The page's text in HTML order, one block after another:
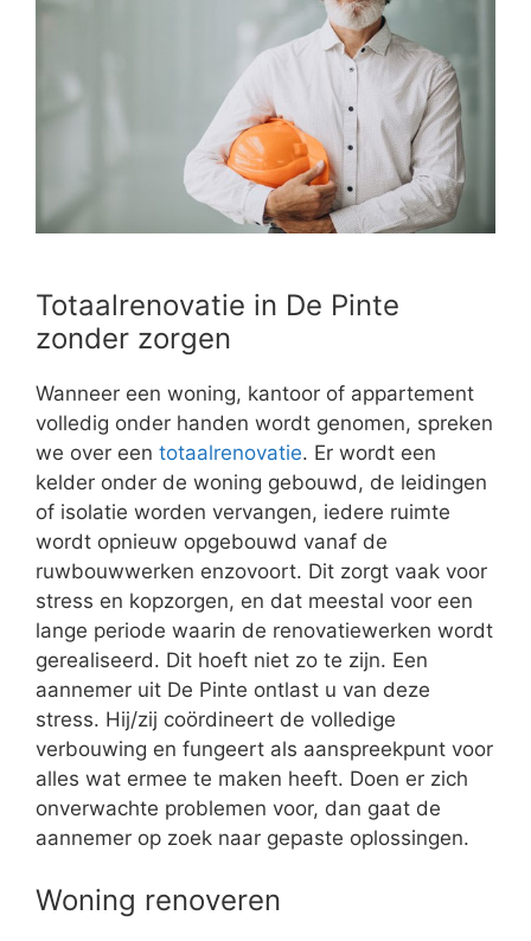
Totaalrenovatie in De Pinte
zonder zorgen
Wanneer een woning, kantoor of appartement
volledig onder handen wordt genomen, spreken
we over een totaalrenovatie. Er wordt een
kelder onder de woning gebouwd, de leidingen
of isolatie worden vervangen, iedere ruimte
wordt opnieuw opgebouwd vanaf de
ruwbouwwerken enzovoort. Dit zorgt vaak voor
stress en kopzorgen, en dat meestal voor een
lange periode waarin de renovatiewerken wordt
gerealiseerd. Dit hoeft niet zo te zijn. Een
aannemer uit De Pinte ontlast u van deze
stress. Hij/zij coördineert de volledige
verbouwing en fungeert als aanspreekpunt voor
alles wat ermee te maken heeft. Doen er zich
onverwachte problemen voor, dan gaat de
aannemer op zoek naar gepaste oplossingen.
Woning renoveren